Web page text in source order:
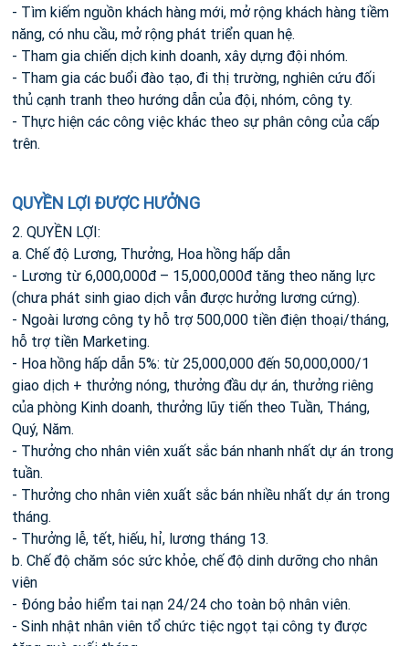
- Tìm kiếm nguồn khách hàng mới, mở rộng khách hàng tiềm
năng, có nhu cầu, mở rộng phát triển quan hệ.
- Tham gia chiến dịch kinh doanh, xây dựng đội nhóm.
- Tham gia các buổi đào tạo, đi thị trường, nghiên cứu đối
thủ cạnh tranh theo hướng dẫn của đội, nhóm, công ty.
- Thực hiện các công việc khác theo sự phân công của cấp
trên.
QUYỀN LỢI ĐƯỢC HƯỞNG
2. QUYỀN LỢI:
a. Chế độ Lương, Thưởng, Hoa hồng hấp dẫn
- Lương từ 6,000,000đ – 15,000,000đ tăng theo năng lực
(chưa phát sinh giao dịch vẫn được hưởng lương cứng).
- Ngoài lương công ty hỗ trợ 500,000 tiền điện thoại/tháng,
hỗ trợ tiền Marketing.
- Hoa hồng hấp dẫn 5%: từ 25,000,000 đến 50,000,000/1
giao dịch + thưởng nóng, thưởng đầu dự án, thưởng riêng
của phòng Kinh doanh, thưởng lũy tiến theo Tuần, Tháng,
Quý, Năm.
- Thưởng cho nhân viên xuất sắc bán nhanh nhất dự án trong
tuần.
- Thưởng cho nhân viên xuất sắc bán nhiều nhất dự án trong
tháng.
- Thưởng lễ, tết, hiếu, hỉ, lương tháng 13.
b. Chế độ chăm sóc sức khỏe, chế độ dinh dưỡng cho nhân
viên
- Đóng bảo hiểm tai nạn 24/24 cho toàn bộ nhân viên.
- Sinh nhật nhân viên tổ chức tiệc ngọt tại công ty được